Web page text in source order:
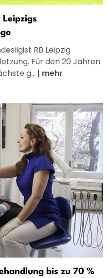
Leipzigs
RB Leipzig
Für den 20 Jahren
g... | mehr
bis zu 70 %